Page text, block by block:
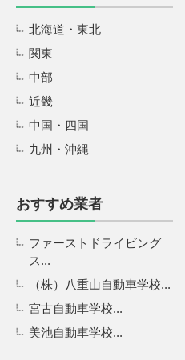
北海道・東北
関東
中部
近畿
中国・四国
九州・沖縄
おすすめ業者
ファーストドライビング
ス...
（株）八重山自動車学校...
宮古自動車学校...
美池自動車学校...